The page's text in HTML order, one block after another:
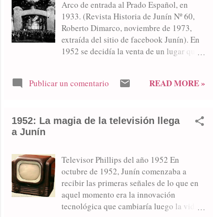
crecimiento y en la transformación de
Junín, su curiosa biografía llegó al
deporte, constituyendo un interesante
registro de épocas y ambientes, de
hábitos, de prácticas y valores que las
poseen todavía hoy. Y en el abanico de
Turco Lorenzo. Fue un reducto histórico
de pelota a paleta, una especialidad que
Arco de entrada al Prado Español, en
1933. (Revista Historia de Junín Nº 60,
Roberto Dimarco, noviembre de 1973,
extraída del sitio de facebook Junín). En
1952 se decidía la venta de un lugar que
escenario pasaron las orquestas y las
Jorge Casal, Roberto Chanel, Francisco
García, Rubén Cané, Hugo Mazone y su
Jazz Band. Escribe Roberto Torres Nota
publicada en suplemento especial del
diario LA VERDAD, agosto de 2012
Durante cincuenta años, el “Prado
Español” fue el escenario de reuniones
Publicar un comentario READ MORE »
1952: La magia de la televisión llega
a Junín
Televisor Phillips del año 1952 En
octubre de 1952, Junín comenzaba a
recibir las primeras señales de lo que en
aquel momento era la innovación
tecnológica que cambiaría luego la vida